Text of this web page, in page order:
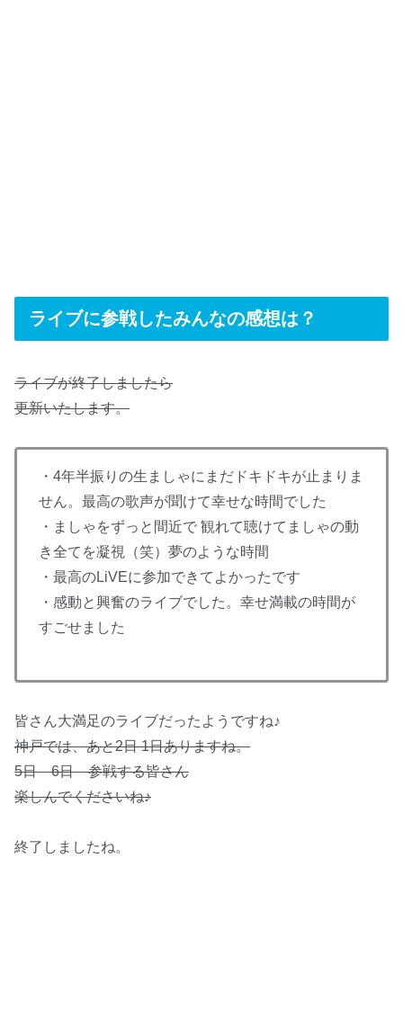
ライブに参戦したみんなの感想は？
ライブが終了しましたら
更新いたします。
・4年半振りの生ましゃにまだドキドキが止まりま
せん。最高の歌声が聞けて幸せな時間でした
・ましゃをずっと間近で 観れて聴けてましゃの動
き全てを凝視（笑）夢のような時間
・最高のLiVEに参加できてよかったです
・感動と興奮のライブでした。幸せ満載の時間が
すごせました
皆さん大満足のライブだったようですね♪
神戸では、あと2日 1日ありますね。
5日 6日 参戦する皆さん
楽しんでくださいね♪
終了しましたね。